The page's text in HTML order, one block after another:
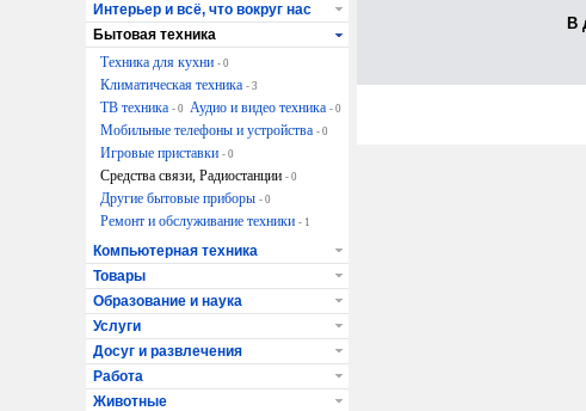
В
Интерьер и всё, что вокруг нас
Бытовая техника
Техника для кухни - 0
Климатическая техника - 3
ТВ техника - 0 Аудио и видео техника - 0
Мобильные телефоны и устройства - 0
Игровые приставки - 0
Средства связи, Радиостанции - 0
Другие бытовые приборы - 0
Ремонт и обслуживание техники - 1
Компьютерная техника
Товары
Образование и наука
Услуги
Досуг и развлечения
Работа
Животные